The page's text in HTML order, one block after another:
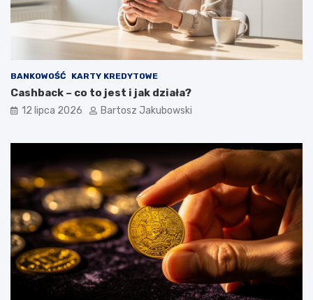
BANKOWOŚĆ KARTY KREDYTOWE
Cashback – co to jest i jak działa?
12 lipca 2026 Bartosz Jakubowski